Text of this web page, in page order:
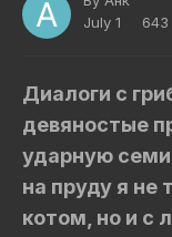
July 1
Диалоги с
девяностые
ударную
на пруду я не
котом, но и с